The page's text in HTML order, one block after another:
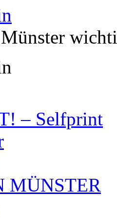
– Selfprint
MÜNSTER